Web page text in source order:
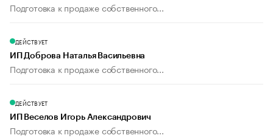
Подготовка к продаже собственного...
ДЕЙСТВУЕТ
ИП Доброва Наталья Васильевна
Подготовка к продаже собственного...
ДЕЙСТВУЕТ
ИП Веселов Игорь Александрович
Подготовка к продаже собственного...